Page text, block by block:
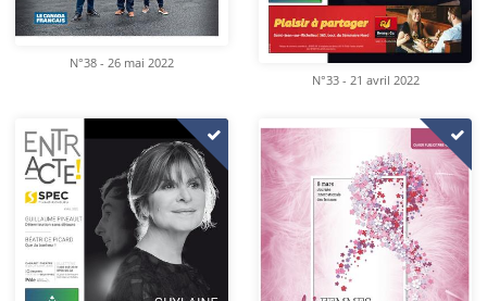
N°38 - 26 mai 2022
N°33 - 21 avril 2022